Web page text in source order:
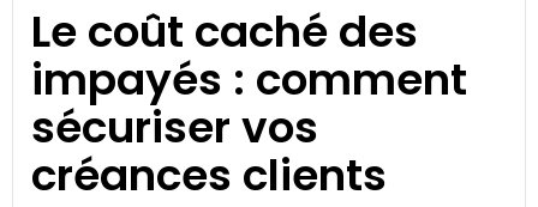
Le coût caché des
impayés : comment
sécuriser vos
créances clients